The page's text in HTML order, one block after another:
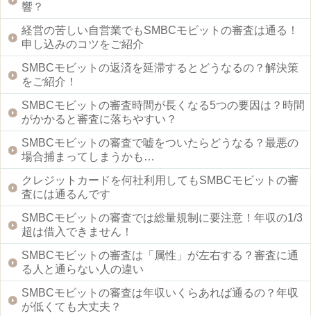
響？
経営の苦しい自営業でもSMBCモビットの審査は通る！
申し込みのコツをご紹介
SMBCモビットの返済を延滞するとどうなるの？解決策
をご紹介！
SMBCモビットの審査時間が長くなる5つの要因は？時間
がかかると審査に落ちやすい？
SMBCモビットの審査で嘘をついたらどうなる？最悪の
場合捕まってしまうかも…
クレジットカードを何社利用してもSMBCモビットの審
査には通るんです
SMBCモビットの審査では総量規制に要注意！年収の1/3
超は借入できません！
SMBCモビットの審査は「属性」が左右する？審査に通
る人と通らない人の違い
SMBCモビットの審査は年収いくらあれば通るの？年収
が低くても大丈夫？